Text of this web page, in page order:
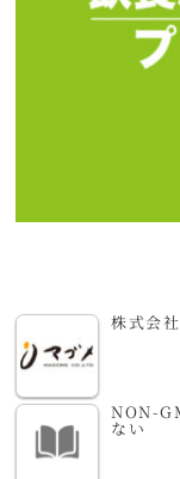
株式会
NON-
ない